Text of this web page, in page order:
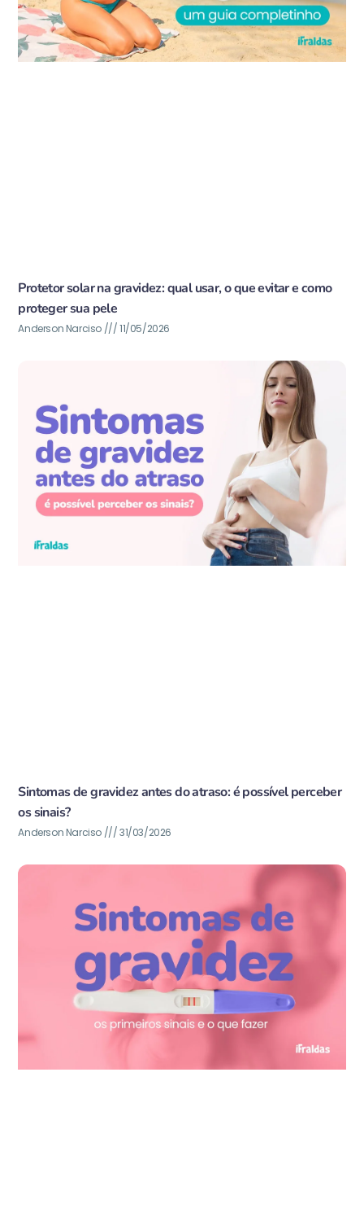
Protetor solar na gravidez: qual usar, o que evitar e como
proteger sua pele
Anderson Narciso 11/05/2026
Sintomas de gravidez antes do atraso: é possível perceber
os sinais?
Anderson Narciso 31/03/2026